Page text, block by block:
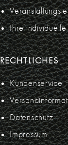
Ihre
RECHTLICHES
Kundenservice
Datenschutz
Impressum